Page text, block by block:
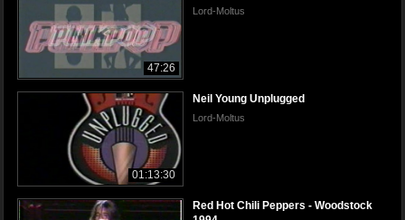
47:26
Lord-Moltus
01:13:30
Neil Young Unplugged
Lord-Moltus
Red Hot Chili Peppers - Woodstock